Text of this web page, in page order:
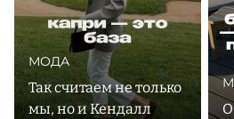
МОДА
Так считаем не только
мы, но и Кендалл